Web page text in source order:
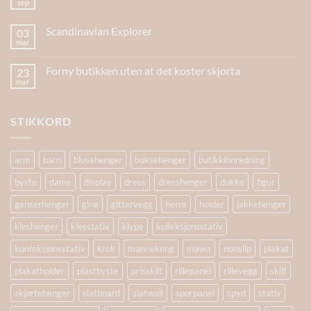
sep
03
mar
Scandinavian Explorer
23
mar
Forny butikken uten at det koster skjorta
STIKKORD
arm barn blusehenger buksehenger
butikkinnredning
byste
dame display dress dresshenger dukke
figur
genserhenger
gine gittervegg herre holder
jakkehenger
kleshenger
klesstativ klype
kolleksjonsstativ
konfeksjonsstativ
krok mannekeng mawa nonslip
plakat
plakatholder
plastbyste prisskilt rillepanel rillevegg
skilt
skjørtehenger
slatboard slatwall sporpanel spyd
stativ